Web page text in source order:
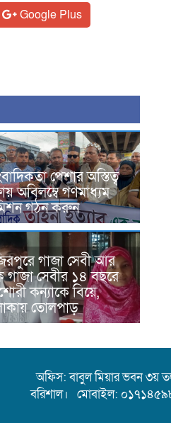
Google Plus
পেশার অস্তিত্ব
অবিলম্বে গণমাধ্যম
গঠন করুন
গাজা সেবী আর
সেবীর ১৪ বছরে
কন্যাকে বিয়ে,
তোলপাড়
অফিস: বাবুল মিয়ার ভবন ৩য়
বরিশাল। মোবাইল: